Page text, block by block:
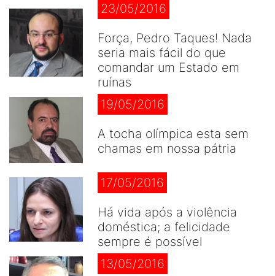
23/05/2016
Força, Pedro Taques! Nada
seria mais fácil do que
comandar um Estado em
ruínas
19/05/2016
A tocha olímpica esta sem
chamas em nossa pátria
17/05/2016
Há vida após a violência
doméstica; a felicidade
sempre é possível
13/05/2016